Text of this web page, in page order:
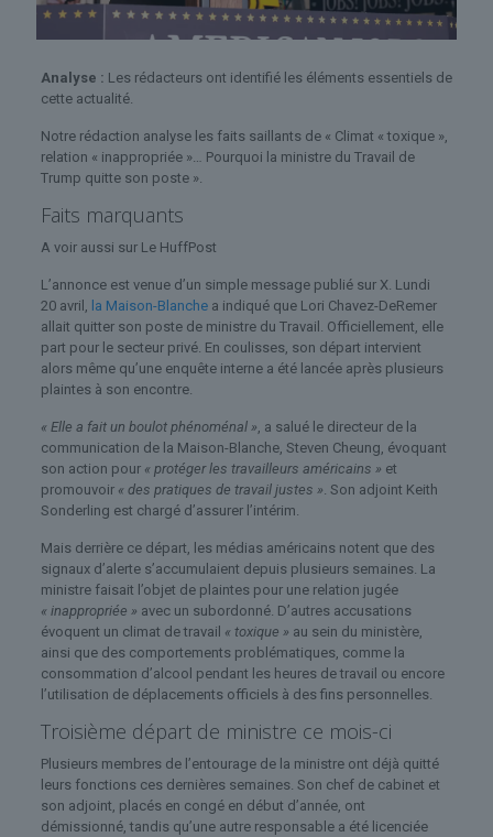
Analyse : Les rédacteurs ont identifié les éléments essentiels de
cette actualité.
Notre rédaction analyse les faits saillants de « Climat « toxique »,
relation « inappropriée »… Pourquoi la ministre du Travail de
Trump quitte son poste ».
Faits marquants
A voir aussi sur Le HuffPost
L’annonce est venue d’un simple message publié sur X. Lundi
20 avril,
la Maison-Blanchea indiqué que Lori Chavez-DeRemer
allait quitter son poste de ministre du Travail. Officiellement, elle
part pour le secteur privé. En coulisses, son départ intervient
alors même qu’une enquête interne a été lancée après plusieurs
plaintes à son encontre.
« Elle a fait un boulot phénoménal » , a salué le directeur de la
communication de la Maison-Blanche, Steven Cheung, évoquant
son action pour « protéger les travailleurs américains » et
promouvoir « des pratiques de travail justes » . Son adjoint Keith
Sonderling est chargé d’assurer l’intérim.
Mais derrière ce départ, les médias américains notent que des
signaux d’alerte s’accumulaient depuis plusieurs semaines. La
ministre faisait l’objet de plaintes pour une relation jugée
« inappropriée » avec un subordonné. D’autres accusations
évoquent un climat de travail « toxique » au sein du ministère,
ainsi que des comportements problématiques, comme la
consommation d’alcool pendant les heures de travail ou encore
l’utilisation de déplacements officiels à des fins personnelles.
Troisième départ de ministre ce mois-ci
Plusieurs membres de l’entourage de la ministre ont déjà quitté
leurs fonctions ces dernières semaines. Son chef de cabinet et
son adjoint, placés en congé en début d’année, ont
démissionné, tandis qu’une autre responsable a été licenciée